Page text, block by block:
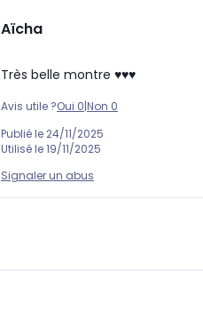
Aïcha
Très belle montre ♥️♥️♥️
Avis utile ?Oui 0|Non 0
Publié le 24/11/2025
Utilisé le19/11/2025
Signaler un abus